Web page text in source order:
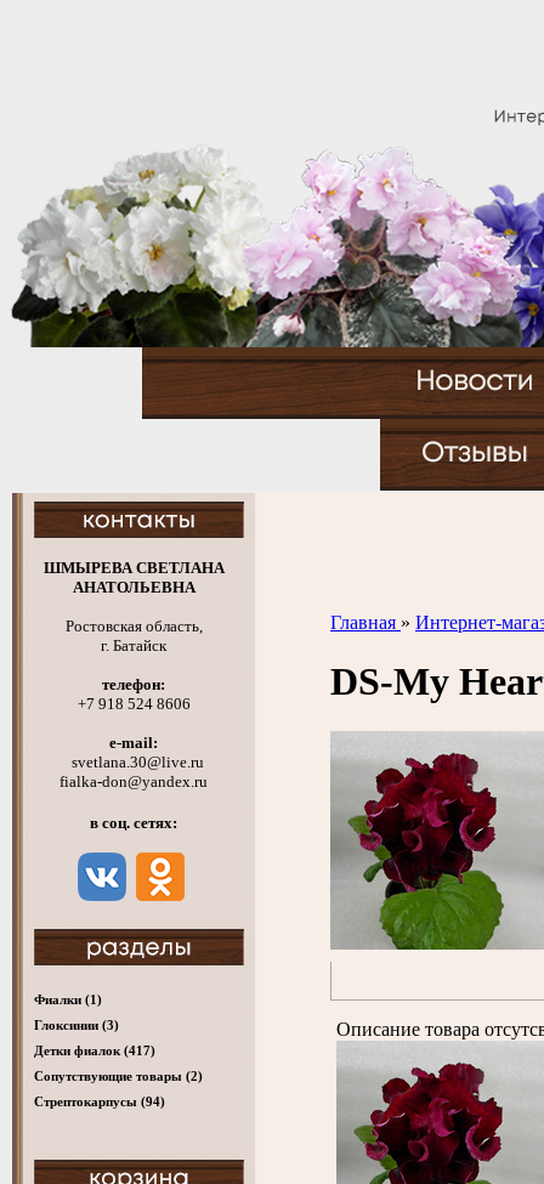
ШМЫРЕВА СВЕТЛАНА
АНАТОЛЬЕВНА
Ростовская область,
г. Батайск
телефон:
+7 918 524 8606
e-mail:
svetlana.30@live.ru
fialka-don@yandex.ru
в соц. сетях:
Фиалки (1)
Глоксинии (3)
Детки фиалок (417)
Cопутствующие товары (2)
Стрептокарпусы (94)
Главная » Интернет-
DS-My
Описание товара